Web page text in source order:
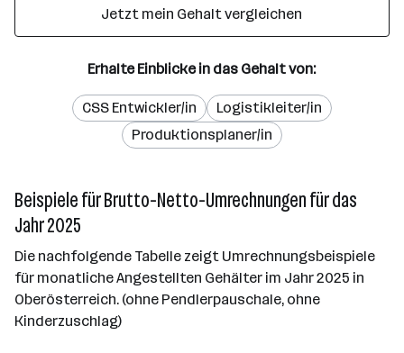
Jetzt mein Gehalt vergleichen
Erhalte Einblicke in das Gehalt von:
CSS Entwickler/in
Logistikleiter/in
Produktionsplaner/in
Beispiele für Brutto-Netto-Umrechnungen für das
Jahr 2025
Die nachfolgende Tabelle zeigt Umrechnungsbeispiele
für monatliche Angestellten Gehälter im Jahr 2025 in
Oberösterreich. (ohne Pendlerpauschale, ohne
Kinderzuschlag)